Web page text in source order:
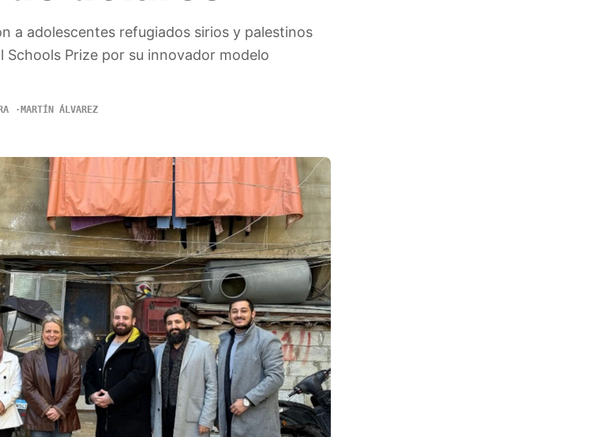
a adolescentes refugiados sirios y palestinos
Prize por su innovador modelo
MARTÍN ÁLVAREZ